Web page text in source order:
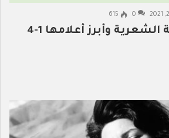
0
615
وأبرز أعلامها 1-4